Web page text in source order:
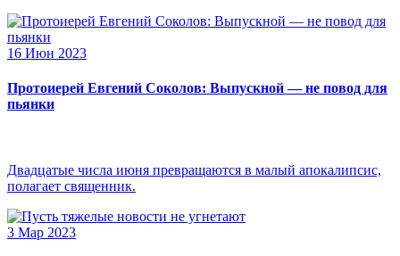
16 Июн 2023
Протоиерей Евгений Соколов: Выпускной — не повод для
пьянки
Двадцатые числа июня превращаются в малый апокалипсис,
полагает священник.
3 Мар 2023